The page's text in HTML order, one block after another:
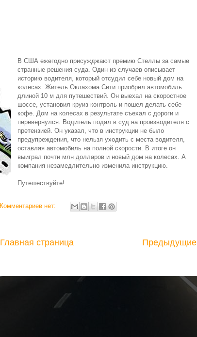
В США ежегодно присужджают премию Стеллы за самые
странные решения суда. Один из случаев описывает
историю водителя, который отсудил себе новый дом на
колесах. Житель Оклахома Сити приобрел автомобиль
длиной 10 м для путешествий. Он выехал на скоростное
шоссе, установил круиз контроль и пошел делать себе
кофе. Дом на колесах в результате съехал с дороги и
перевернулся. Водитель подал в суд на производителя с
претензией. Он указал, что в инструкции не было
предупреждения, что нельзя уходить с места водителя,
оставляя автомобиль на полной скорости. В итоге он
выиграл почти млн долларов и новый дом на колесах. А
компания незамедлительно изменила инструкцию.
Путешествуйте!
Комментариев нет:
Предыдущие
Главная страница